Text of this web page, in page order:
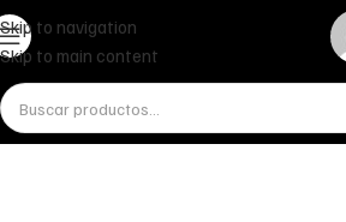
Skip to navigation
Skip to main content
InicioMiscelánea - otrosOtrosFILTRO DE